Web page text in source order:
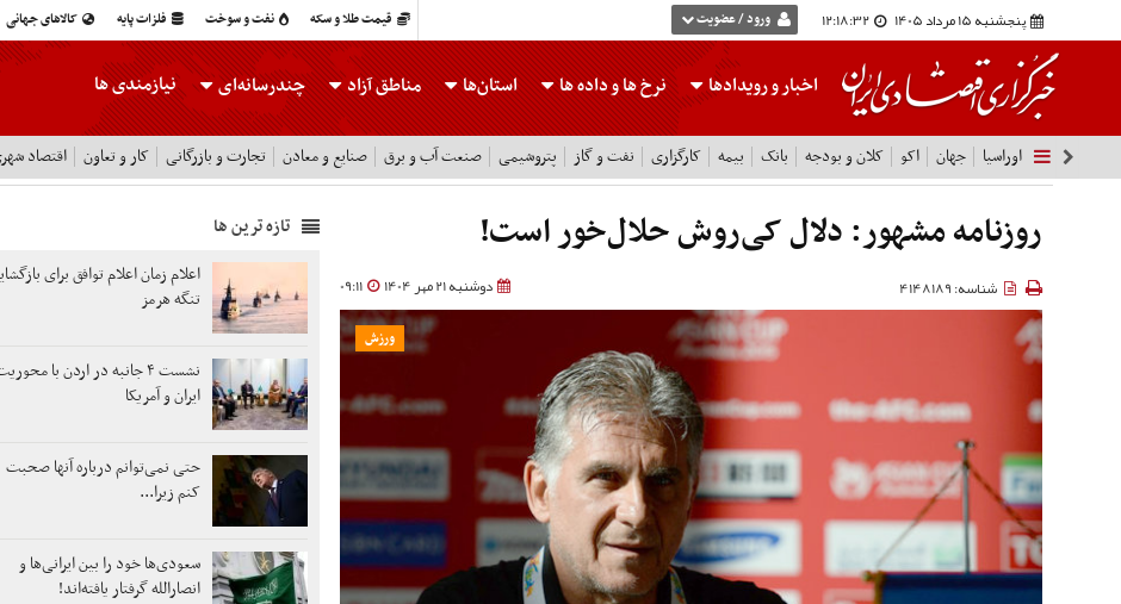
قیمت طلا و سکه نفت و سوخت فلزات پایه کالاهای جهانی پنجشنبه 15 مرداد 1405 12:18:32 ورود / عضویت
اخبار و رویدادها نرخ هاو داده ها استان‌ها مناطق آزاد چندرسانه‌ای نیازمندی ها
اوراسیا جهان اکو کلان و بودجه بانک بیمه کارگزاری نفت و گاز پتروشیمی صنعت آب و برق صنایع و معادن تجارت و بازرگانی کار و تعاون اقتصاد
روزنامه مشهور: دلال کی‌روش حلال‌خور است!
دوشنبه 21 مهر 1404 09:11 شناسه: 4148189
ورزش
تازه ترین ها
اعلام زمان اعلام توافق برای
تنگه هرمز
نشست ۴ جانبه در اردن با
ایران و آمریکا
حتی نمی‌توانم درباره آنها صحبت
کنم زیرا...
سعودی‌ها خود را بین ایرانی‌ها و
انصارالله گرفتار یافته‌اند!